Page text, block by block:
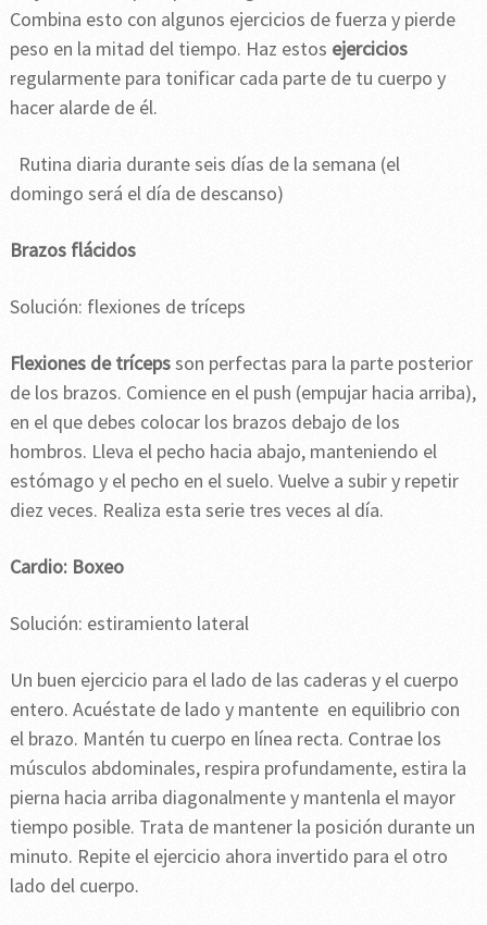
Combina esto con algunos ejercicios de fuerza y pierde
peso en la mitad del tiempo. Haz estos ejercicios
regularmente para tonificar cada parte de tu cuerpo y
hacer alarde de él.
Rutina diaria durante seis días de la semana (el
domingo será el día de descanso)
Brazos flácidos
Solución: flexiones de tríceps
Flexiones de trícepsson perfectas para la parte posterior
de los brazos. Comience en el push (empujar hacia arriba),
en el que debes colocar los brazos debajo de los
hombros. Lleva el pecho hacia abajo, manteniendo el
estómago y el pecho en el suelo. Vuelve a subir y repetir
diez veces. Realiza esta serie tres veces al día.
Cardio: Boxeo
Solución: estiramiento lateral
Un buen ejercicio para el lado de las caderas y el cuerpo
entero. Acuéstate de lado y mantente en equilibrio con
el brazo. Mantén tu cuerpo en línea recta. Contrae los
músculos abdominales, respira profundamente, estira la
pierna hacia arriba diagonalmente y mantenla el mayor
tiempo posible. Trata de mantener la posición durante un
minuto. Repite el ejercicio ahora invertido para el otro
lado del cuerpo.